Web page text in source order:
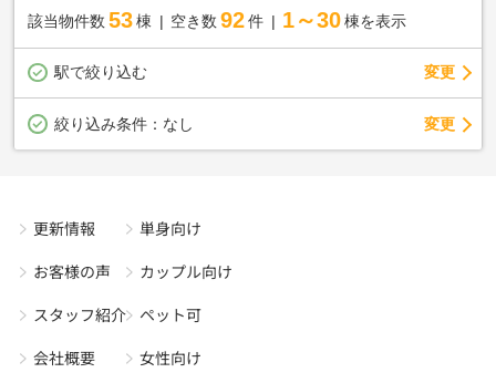
該当物件数 53棟 空き数 92 件 1～30 棟を表示
駅で絞り込む 変更
絞り込み条件： なし 変更
更新情報
お客様の声
スタッフ紹介
会社概要
単身向け
カップル向け
ペット可
女性向け